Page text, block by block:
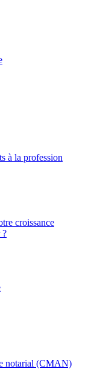
à la profession
croissance
?
notarial (CMAN)